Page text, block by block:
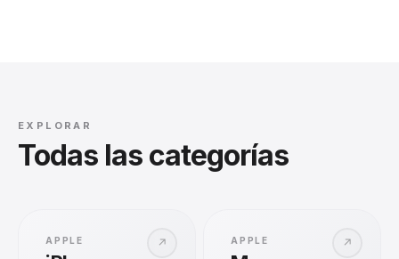
EXPLORAR
Todas las categorías
↗
APPLE ↗
APPLE